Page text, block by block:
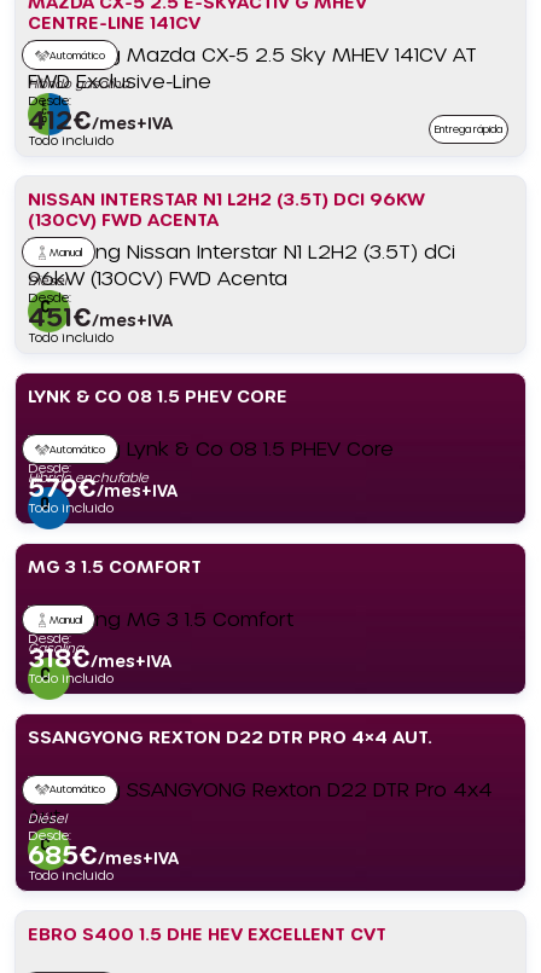
CENTRE-LINE 141CV
Automático
Híbrido gasolina
Desde:
412€/mes+IVA
Todo incluido
Entrega rápida
NISSAN INTERSTAR N1 L2H2 (3.5T) DCI 96KW
(130CV) FWD ACENTA
Manual
Diésel
Desde:
451€/mes+IVA
Todo incluido
LYNK & CO 08 1.5 PHEV CORE
Automático
Híbrido enchufable
Desde:
579€/mes+IVA
Todo incluido
MG 3 1.5 COMFORT
Manual
Gasolina
Desde:
318€/mes+IVA
Todo incluido
SSANGYONG REXTON D22 DTR PRO 4×4 AUT.
Automático
Diésel
Desde:
685€/mes+IVA
Todo incluido
EBRO S400 1.5 DHE HEV EXCELLENT CVT